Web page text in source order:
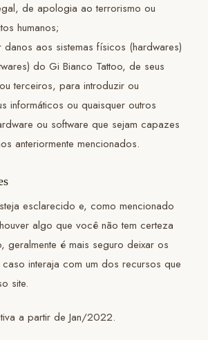
de apologia ao terrorismo ou
humanos;
aos sistemas físicos (hardwares)
do Gi Bianco Tattoo, de seus
terceiros, para introduzir ou
informáticos ou quaisquer outros
ou software que sejam capazes
anteriormente mencionados.
esclarecido e, como mencionado
algo que você não tem certeza
geralmente é mais seguro deixar os
interaja com um dos recursos que
site.
a partir de Jan/2022.